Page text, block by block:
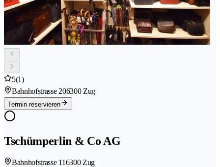
5(1)
Bahnhofstrasse 206300 Zug
Termin reservieren
Tschümperlin & Co AG
Bahnhofstrasse 116300 Zug